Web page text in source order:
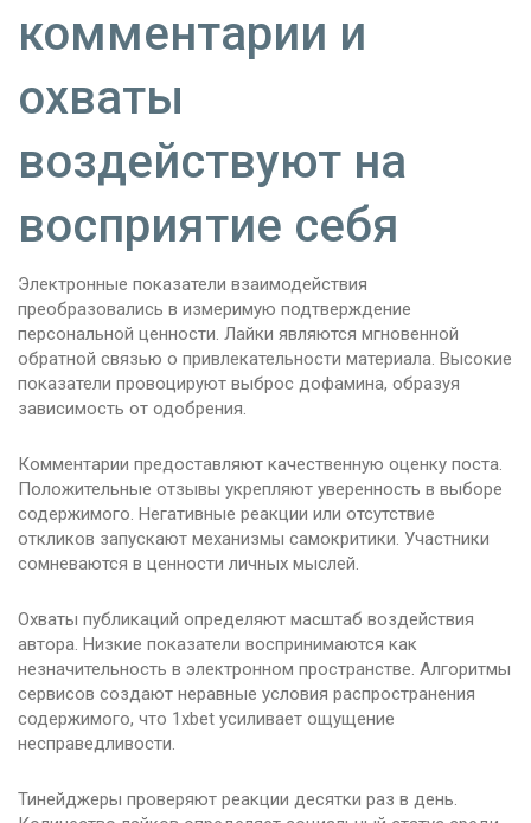
комментарии и
охваты
воздействуют на
восприятие себя
Электронные показатели взаимодействия
преобразовались в измеримую подтверждение
персональной ценности. Лайки являются мгновенной
обратной связью о привлекательности материала. Высокие
показатели провоцируют выброс дофамина, образуя
зависимость от одобрения.
Комментарии предоставляют качественную оценку поста.
Положительные отзывы укрепляют уверенность в выборе
содержимого. Негативные реакции или отсутствие
откликов запускают механизмы самокритики. Участники
сомневаются в ценности личных мыслей.
Охваты публикаций определяют масштаб воздействия
автора. Низкие показатели воспринимаются как
незначительность в электронном пространстве. Алгоритмы
сервисов создают неравные условия распространения
содержимого, что 1xbet усиливает ощущение
несправедливости.
Тинейджеры проверяют реакции десятки раз в день.